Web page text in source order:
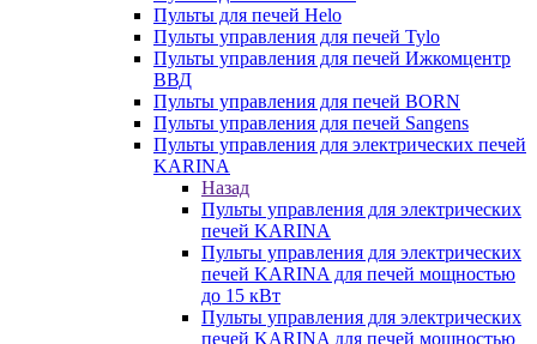
Пульты для печей Helo
Пульты управления для печей Tylo
Пульты управления для печей Ижкомцентр
ВВД
Пульты управления для печей BORN
Пульты управления для печей Sangens
Пульты управления для электрических печей
KARINA
Назад
Пульты управления для электрических
печей KARINA
Пульты управления для электрических
печей KARINA для печей мощностью
до 15 кВт
Пульты управления для электрических
печей KARINA для печей мощностью